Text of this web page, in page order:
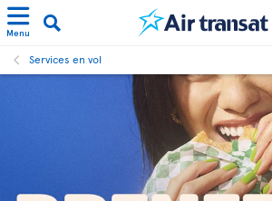
Menu
Services en vol